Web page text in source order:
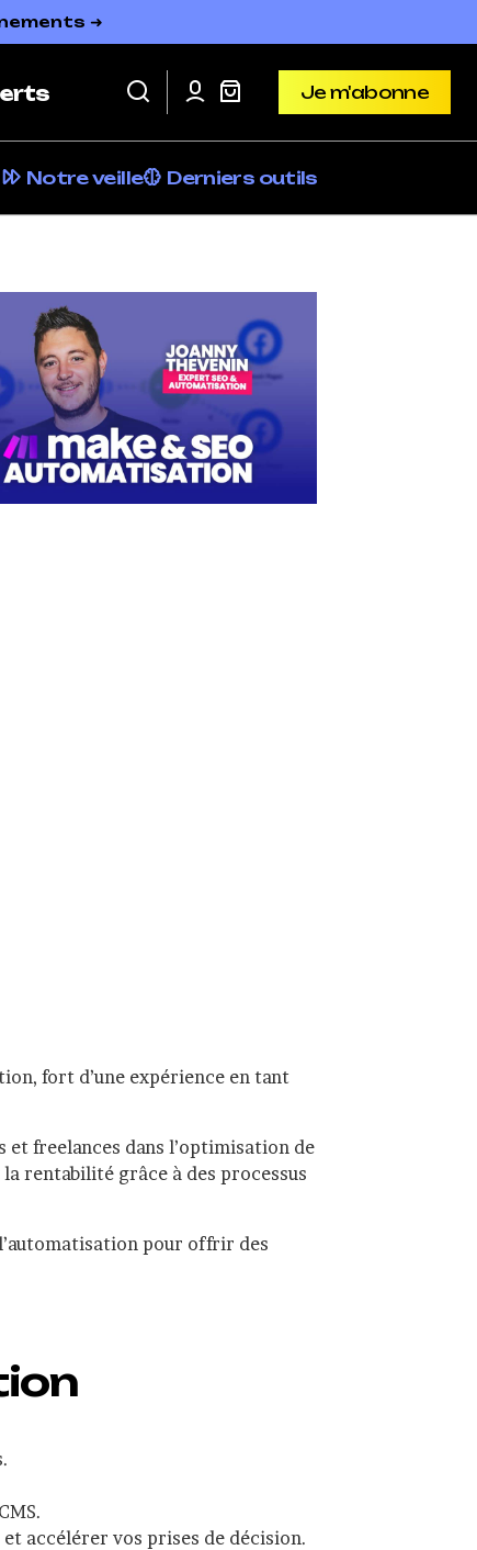
➜
Je m'abonne
Notre veille Derniers outils
fort d’une expérience en tant
freelances dans l’optimisation de
rentabilité grâce à des processus
pour offrir des
accélérer vos prises de décision.